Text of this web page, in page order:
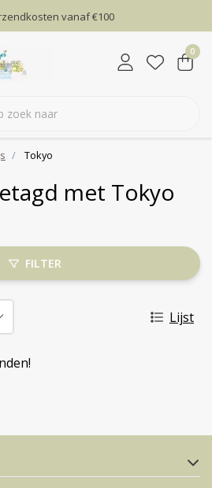
vanaf €100
0
Tokyo
met Tokyo
FILTER
Lijst